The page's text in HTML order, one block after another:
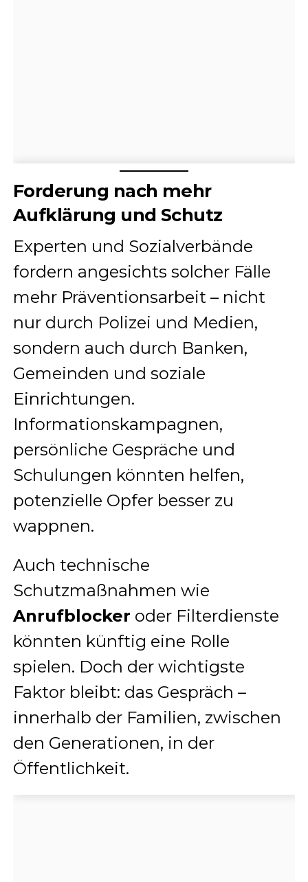
Forderung nach mehr
Aufklärung und Schutz
Experten und Sozialverbände
fordern angesichts solcher Fälle
mehr Präventionsarbeit – nicht
nur durch Polizei und Medien,
sondern auch durch Banken,
Gemeinden und soziale
Einrichtungen.
Informationskampagnen,
persönliche Gespräche und
Schulungen könnten helfen,
potenzielle Opfer besser zu
wappnen.
Auch technische
Schutzmaßnahmen wie
Anrufblocker oder Filterdienste
könnten künftig eine Rolle
spielen. Doch der wichtigste
Faktor bleibt: das Gespräch –
innerhalb der Familien, zwischen
den Generationen, in der
Öffentlichkeit.